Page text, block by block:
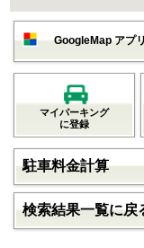
GoogleMap アプ
マイパーキング
に登録
駐車料金計算
検索結果一覧に戻